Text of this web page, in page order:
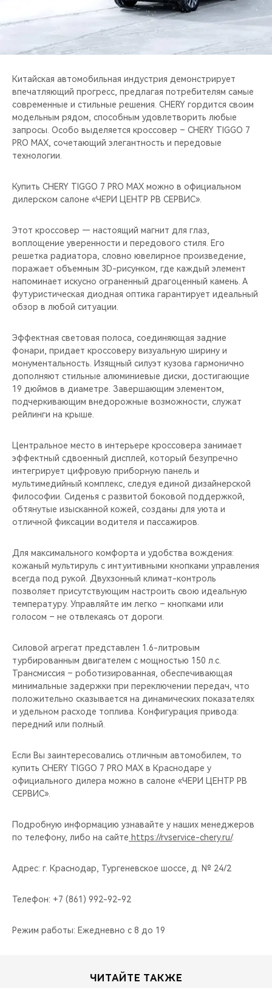
ВИДЕООБЗОРЫ
CHERY ДЛЯ ДЕТЕЙ
Китайская автомобильная индустрия демонстрирует
впечатляющий прогресс, предлагая потребителям самые
современные и стильные решения. CHERY гордится своим
модельным рядом, способным удовлетворить любые
запросы. Особо выделяется кроссовер – CHERY TIGGO 7
PRO MAX, сочетающий элегантность и передовые
технологии.
Купить CHERY TIGGO 7 PRO MAX можно в официальном
дилерском салоне «ЧЕРИ ЦЕНТР РВ СЕРВИС».
Этот кроссовер — настоящий магнит для глаз,
воплощение уверенности и передового стиля. Его
решетка радиатора, словно ювелирное произведение,
поражает объемным 3D-рисунком, где каждый элемент
напоминает искусно ограненный драгоценный камень. А
футуристическая диодная оптика гарантирует идеальный
обзор в любой ситуации.
Эффектная световая полоса, соединяющая задние
фонари, придает кроссоверу визуальную ширину и
монументальность. Изящный силуэт кузова гармонично
дополняют стильные алюминиевые диски, достигающие
19 дюймов в диаметре. Завершающим элементом,
подчеркивающим внедорожные возможности, служат
рейлинги на крыше.
Центральное место в интерьере кроссовера занимает
эффектный сдвоенный дисплей, который безупречно
интегрирует цифровую приборную панель и
мультимедийный комплекс, следуя единой дизайнерской
философии. Сиденья с развитой боковой поддержкой,
обтянутые изысканной кожей, созданы для уюта и
отличной фиксации водителя и пассажиров.
Для максимального комфорта и удобства вождения:
кожаный мультируль с интуитивными кнопками управления
всегда под рукой. Двухзонный климат-контроль
позволяет присутствующим настроить свою идеальную
температуру. Управляйте им легко – кнопками или
голосом – не отвлекаясь от дороги.
Силовой агрегат представлен 1.6-литровым
турбированным двигателем с мощностью 150 л.с.
Трансмиссия – роботизированная, обеспечивающая
минимальные задержки при переключении передач, что
положительно сказывается на динамических показателях
и удельном расходе топлива. Конфигурация привода:
передний или полный.
Если Вы заинтересовались отличным автомобилем, то
купить CHERY TIGGO 7 PRO MAX в Краснодаре у
официального дилера можно в салоне «ЧЕРИ ЦЕНТР РВ
СЕРВИС».
Подробную информацию узнавайте у наших менеджеров
по телефону, либо на сайте https://rvservice-chery.ru/.
Адрес: г. Краснодар, Тургеневское шоссе, д. № 24/2
Телефон: +7 (861) 992-92-92
Режим работы: Ежедневно с 8 до 19
ЧИТАЙТЕ ТАКЖЕ